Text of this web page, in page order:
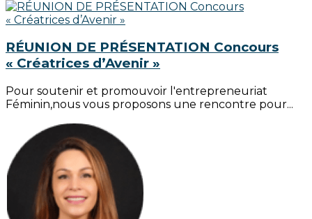
RÉUNION DE PRÉSENTATION Concours
« Créatrices d’Avenir »
Pour soutenir et promouvoir l'entrepreneuriat
Féminin,nous vous proposons une rencontre pour...